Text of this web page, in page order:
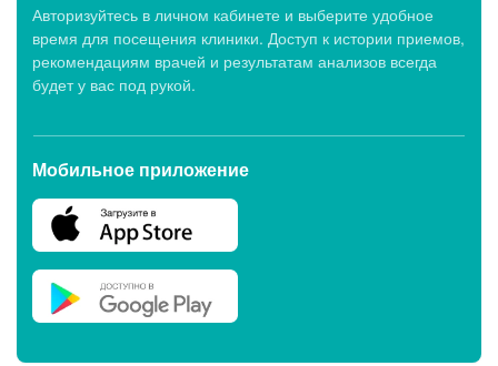
Авторизуйтесь в личном кабинете и выберите удобное
время для посещения клиники. Доступ к истории приемов,
рекомендациям врачей и результатам анализов всегда
будет у вас под рукой.
Мобильное приложение